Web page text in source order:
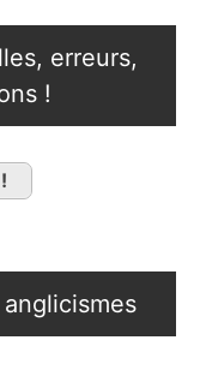
erreurs,
!